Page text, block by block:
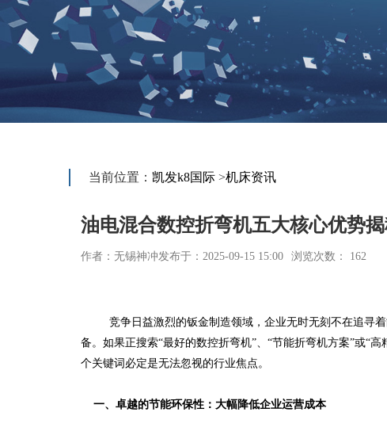
当前位置：凯发k8国际 >机床资讯
油电混合数控折弯机五大核心优势揭
作者：无锡神冲发布于：2025-09-15 15:00 浏览次数： 162
竞争日益激烈的钣金制造领域，企业无时无刻不在追寻
备。如果正搜索“最好的数控折弯机”、“节能折弯机方案”或“
个关键词必定是无法忽视的行业焦点。
一、卓越的节能环保性：大幅降低企业运营成本